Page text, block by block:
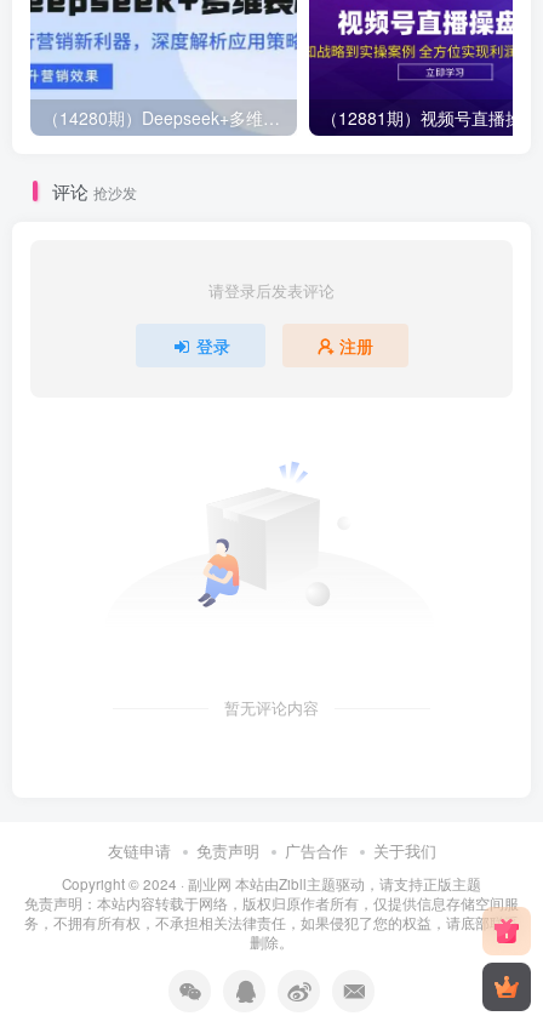
（14280期）Deepseek+多维表格，银行营销新利器，深度解析应用策略，提升营销效果
评论 抢沙发
请登录后发表评论
登录 注册
暂无评论内容
友链申请 免责声明 广告合作 关于我们
Copyright © 2024 · 副业网 本站由Zibll主题驱动，请支持正版主题
免责声明：本站内容转载于网络，版权归原作者所有，仅提供信息存储空间服
务，不拥有所有权，不承担相关法律责任，如果侵犯了您的权益，请底部联系
删除。